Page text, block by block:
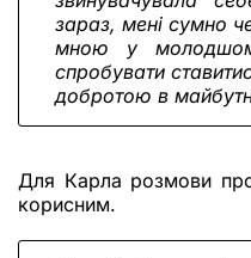
зараз, мені сумно
мною у
спробувати
добротою в
Для Карла розмови
корисним.